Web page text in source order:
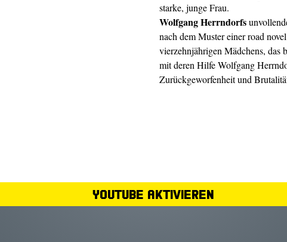
starke, junge Frau.
Wolfgang Herrndorfs
nach dem Muster einer road
vierzehnjährigen Mädchens, das
mit deren Hilfe Wolfgang
Zurückgeworfenheit und
YouTube aktivieren